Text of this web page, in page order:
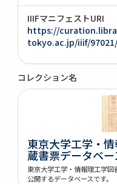
IIIFマニフェストURI
https://
tokyo.ac.jp/iiif/
コレクション名
東京大学工学・
蔵書票データベー
東京大学工学・情報理工学
公開するデータベースです。